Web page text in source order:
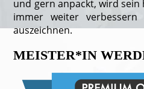
und gern anpackt, wird sein
immer weiter
auszeichnen.
MEISTER*IN